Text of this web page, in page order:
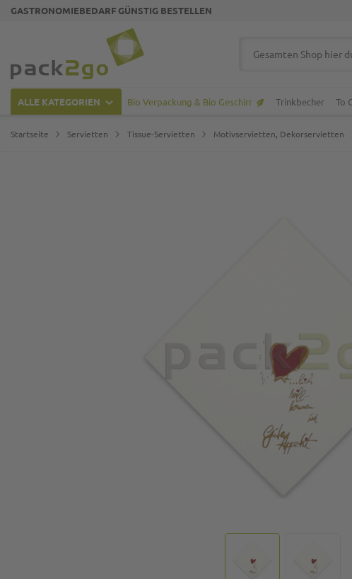
GASTRONOMIEBEDARF GÜNSTIG BESTELLEN
ALLE KATEGORIEN Bio Verpackung & Bio Geschirr Trinkbecher To
Startseite Servietten Tissue-Servietten Motivservietten, Dekorservietten